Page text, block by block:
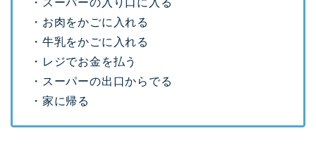
・スーパーの入り口に入る
・お肉をかごに入れる
・牛乳をかごに入れる
・レジでお金を払う
・スーパーの出口からでる
・家に帰る